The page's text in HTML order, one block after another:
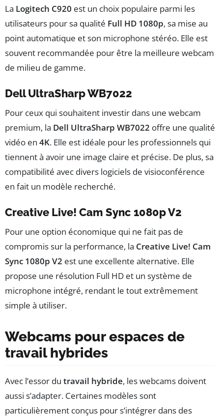
La Logitech C920 est un choix populaire parmi les
utilisateurs pour sa qualité Full HD 1080p, sa mise au
point automatique et son microphone stéréo. Elle est
souvent recommandée pour être la meilleure webcam
de milieu de gamme.
Dell UltraSharp WB7022
Pour ceux qui souhaitent investir dans une webcam
premium, la Dell UltraSharp WB7022 offre une qualité
vidéo en 4K. Elle est idéale pour les professionnels qui
tiennent à avoir une image claire et précise. De plus, sa
compatibilité avec divers logiciels de visioconférence
en fait un modèle recherché.
Creative Live! Cam Sync 1080p V2
Pour une option économique qui ne fait pas de
compromis sur la performance, la Creative Live! Cam
Sync 1080p V2 est une excellente alternative. Elle
propose une résolution Full HD et un système de
microphone intégré, rendant le tout extrêmement
simple à utiliser.
Webcams pour espaces de
travail hybrides
Avec l’essor du travail hybride, les webcams doivent
aussi s’adapter. Certaines modèles sont
particulièrement conçus pour s’intégrer dans des